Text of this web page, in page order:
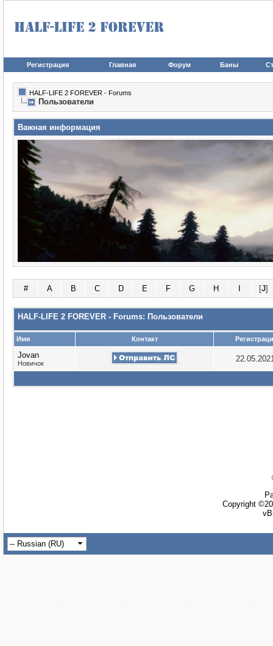
Регистрация Главная Форум Баны
HALF-LIFE 2 FOREVER - Forums
Пользователи
Важная информация
# A B C D E F G H [J]
HALF-LIFE 2 FOREVER - Forums: Пользователи
Имя Контакт
Jovan
Новичок
Copyright